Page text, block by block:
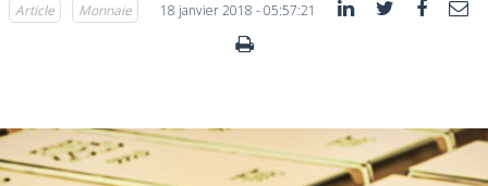
Article Monnaie 18 janvier 2018 - 05:57:21